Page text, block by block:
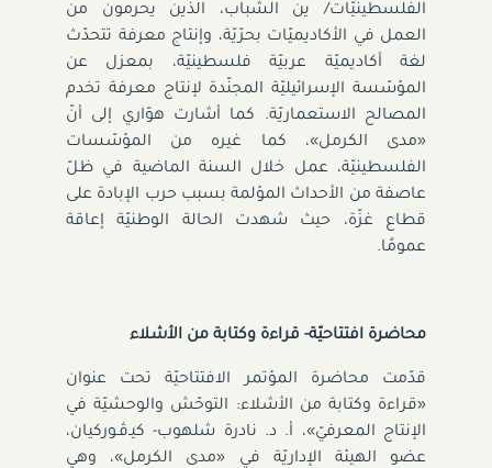
الفلسطينيّات/ ين الشباب، الّذين يحرمون من
العمل في الأكاديميّات بحرّيّة، وإنتاج معرفة تتحدّث
لغة أكاديميّة عربيّة فلسطينيّة، بمعزل عن
المؤسّسة الإسرائيليّة المجنّدة لإنتاج معرفة تخدم
المصالح الاستعماريّة. كما أشارت هوّاري إلى أنّ
«مدى الكرمل»، كما غيره من المؤسّسات
الفلسطينيّة، عمل خلال السنة الماضية في ظلّ
عاصفة من الأحداث المؤلمة بسبب حرب الإبادة على
قطاع غزّة، حيث شهدت الحالة الوطنيّة إعاقة
عمومًا.
محاضرة افتتاحيّة- قراءة وكتابة من الأشلاء
قدّمت محاضرة المؤتمر الافتتاحيّة تحت عنوان
«قراءة وكتابة من الأشلاء: التوحّش والوحشيّة في
الإنتاج المعرفيّ»، أ. د. نادرة شلهوب- كيـﭬـوركيان،
عضو الهيئة الإداريّة في «مدى الكرمل»، وهي